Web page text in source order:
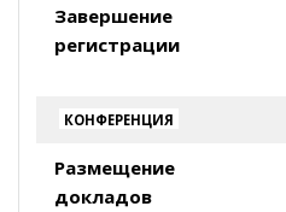
Завершение
регистрации
КОНФЕРЕНЦИЯ
Размещение
докладов